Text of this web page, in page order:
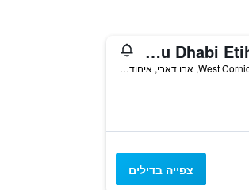
Conrad Abu Dhabi Etihad Towers
West Corniche P.o Box 111929, אבו דאבי, איחוד האמירויות הערביות
צפייה בדילים